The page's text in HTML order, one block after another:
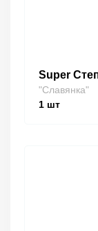
Super
"Славянка"
1 шт